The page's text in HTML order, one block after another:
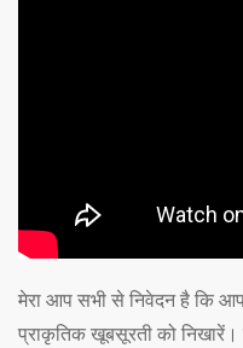
मेरा आप सभी से निवेदन है कि
प्राकृतिक खूबसूरती को